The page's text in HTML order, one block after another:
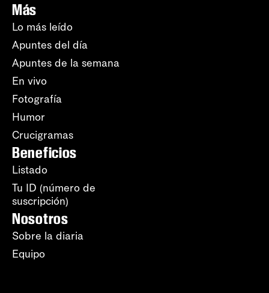
Más
Lo más leído
Apuntes del día
Apuntes de la semana
En vivo
Fotografía
Humor
Crucigramas
Beneficios
Listado
Tu ID (número de
suscripción)
Nosotros
Sobre la diaria
Equipo